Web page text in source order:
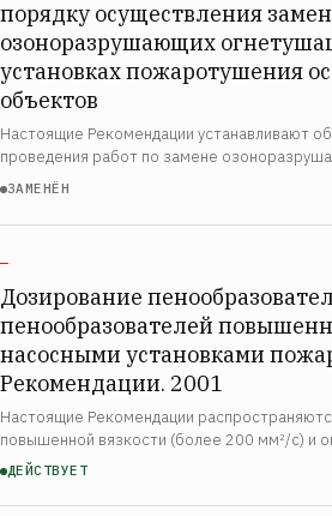
порядку осуществления
озоноразрушающих
установках пожаротушения
объектов
Настоящие Рекомендации устанавливают
проведения работ по замене
13В1 и составов типа «3,5») в системах
ЗАМЕНЁН
—
Дозирование
пенообразователей
насосными установками
Рекомендации. 2001
Настоящие Рекомендации
повышенной вязкости (более 200 мм²/с) и
которые необходимо соблюдать при их
ДЕЙСТВУЕТ